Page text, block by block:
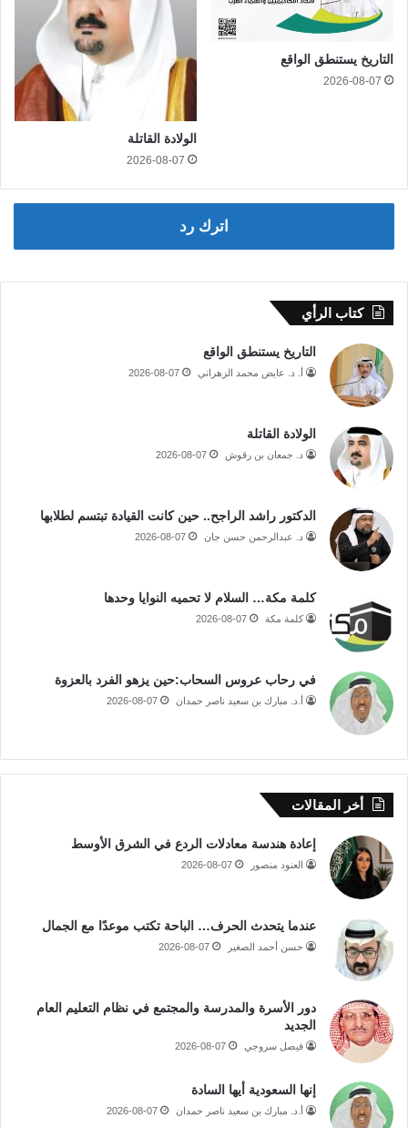
التاريخ يستنطق الواقع
2026-08-07
الولادة القاتلة
2026-08-07
اترك رد
كتاب الرأي
التاريخ يستنطق الواقع
أ. د. عايض محمد الزهراني 2026-08-07
الولادة القاتلة
د. جمعان بن رقوش 2026-08-07
الدكتور راشد الراجح.. حين كانت القيادة تبتسم لطلابها
د. عبدالرحمن حسن جان 2026-08-07
كلمة مكة… السلام لا تحميه النوايا وحدها
كلمة مكة 2026-08-07
في رحاب عروس السحاب:حين يزهو الفرد بالعزوة
أ.د. مبارك بن سعيد ناصر حمدان 2026-08-07
أخر المقالات
إعادة هندسة معادلات الردع في الشرق الأوسط
العنود منصور 2026-08-07
عندما يتحدث الحرف… الباحة تكتب موعدًا مع الجمال
حسن أحمد الصغير 2026-08-07
دور الأسرة والمدرسة والمجتمع في نظام التعليم العام
الجديد
فيصل سروجي 2026-08-07
إنها السعودية أيها السادة
أ.د. مبارك بن سعيد ناصر حمدان 2026-08-07